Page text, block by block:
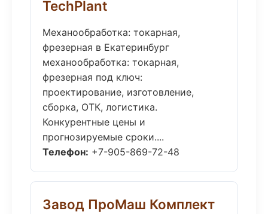
TechPlant
Механообработка: токарная,
фрезерная в Екатеринбург
механообработка: токарная,
фрезерная под ключ:
проектирование, изготовление,
сборка, ОТК, логистика.
Конкурентные цены и
прогнозируемые сроки....
Телефон: +7-905-869-72-48
Завод ПроМаш Комплект